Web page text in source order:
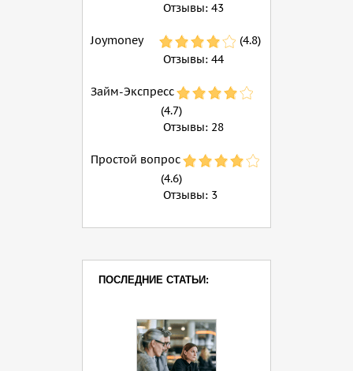
Отзывы: 43
Joymoney
(4.8)
Отзывы: 44
Займ-Экспресс
(4.7)
Отзывы: 28
Простой вопрос
(4.6)
Отзывы: 3
ПОСЛЕДНИЕ СТАТЬИ: